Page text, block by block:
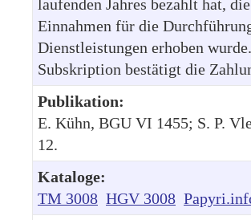
laufenden Jahres bezahlt hat,
Einnahmen für die
Dienstleistungen erhoben
Subskription bestätigt die
Publikation:
E. Kühn, BGU VI 1455; S. P.
12.
Kataloge:
TM 3008 HGV 3008